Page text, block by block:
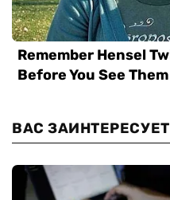
ВАС ЗАИНТЕРЕСУЕТ